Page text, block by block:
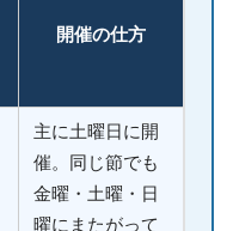
開催の仕方
主に土曜日に開
催。同じ節でも
金曜・土曜・日
曜にまたがって